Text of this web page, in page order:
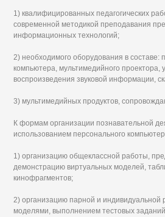
1) квалифицированных педагогических
современной методикой преподавания
информационных технологий;
2) необходимого оборудования в составе:
компьютера, мультимедийного проектора,
воспроизведения звуковой информации,
3) мультимедийных продуктов,
К формам организации познавательной
использованием персонального
1) организацию общеклассной работы,
демонстрацию виртуальных моделей,
кинофрагментов;
2) организацию парной и индивидуальной
моделями, выполнением тестовых